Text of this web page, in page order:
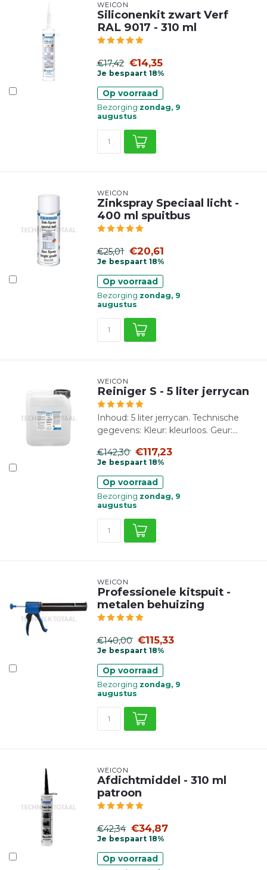
WEICON
Siliconenkit zwart Verf
RAL 9017 - 310 ml
€17,42 €14,35
Je bespaart 18%
Op voorraad
Bezorging zondag, 9
augustus
WEICON
Zinkspray Speciaal licht -
400 ml spuitbus
€25,01 €20,61
Je bespaart 18%
Op voorraad
Bezorging zondag, 9
augustus
WEICON
Reiniger S - 5 liter jerrycan
Inhoud: 5 liter jerrycan. Technische
gegevens: Kleur: kleurloos. Geur:...
€142,30 €117,23
Je bespaart 18%
Op voorraad
Bezorging zondag, 9
augustus
WEICON
Professionele kitspuit -
metalen behuizing
€140,00 €115,33
Je bespaart 18%
Op voorraad
Bezorging zondag, 9
augustus
WEICON
Afdichtmiddel - 310 ml
patroon
€42,34 €34,87
Je bespaart 18%
Op voorraad